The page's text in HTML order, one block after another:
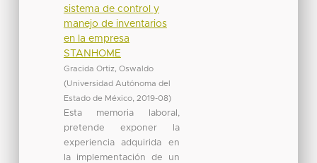
sistema de control y
manejo de inventarios
en la empresa
STANHOME
Gracida Ortiz, Oswaldo
(Universidad Autónoma del
Estado de México, 2019-08)
Esta memoria laboral,
pretende exponer la
experiencia adquirida en
la implementación de un